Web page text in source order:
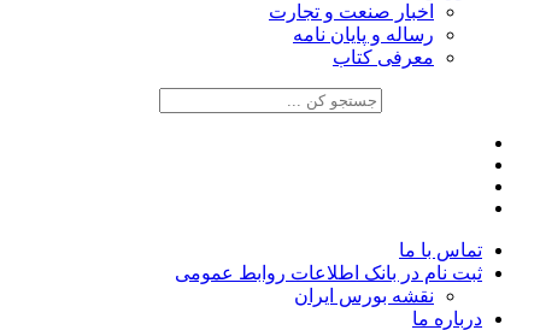
اخبار صنعت و تجارت
رساله و پایان نامه
معرفی کتاب
تماس با ما
ثبت نام در بانک اطلاعات روابط عمومی
نقشه بورس ایران
درباره ما